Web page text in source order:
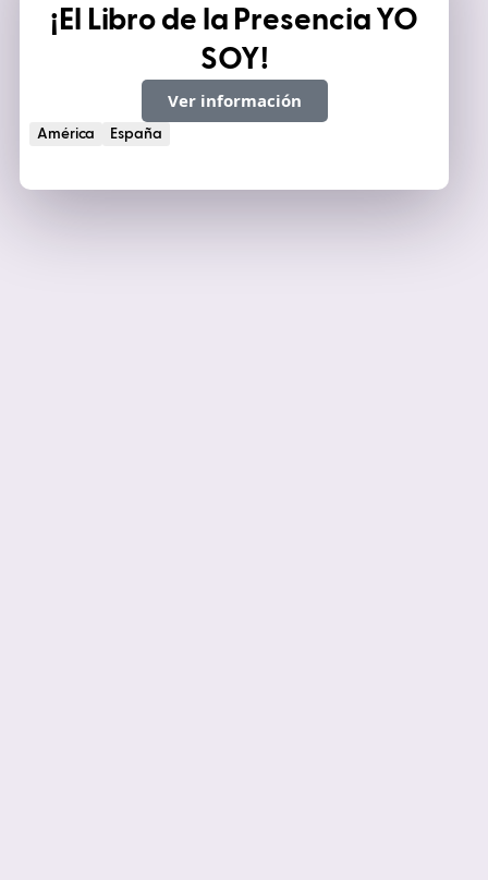
¡El Libro de la Presencia YO
SOY!
Ver información
América España